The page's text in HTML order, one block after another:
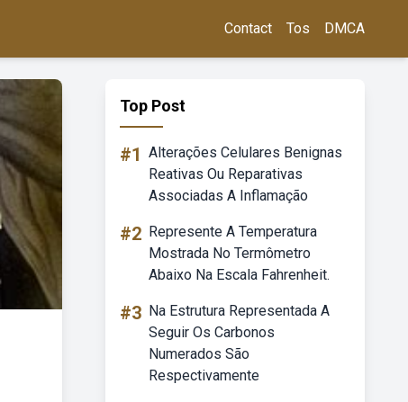
Contact Tos DMCA
Top Post
#1 Alterações Celulares Benignas
Reativas Ou Reparativas
Associadas A Inflamação
#2 Represente A Temperatura
Mostrada No Termômetro
Abaixo Na Escala Fahrenheit.
#3 Na Estrutura Representada A
Seguir Os Carbonos
Numerados São
Respectivamente